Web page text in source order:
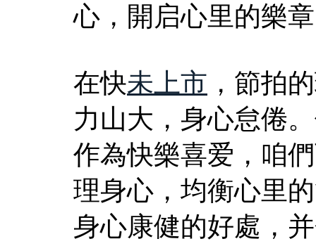
心，開启心里的樂章
在快未上市 ，節拍
力山大，身心怠倦
作為快樂喜爱，咱
理身心，均衡心里
身心康健的好處，